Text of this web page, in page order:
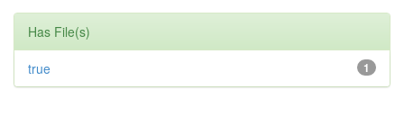
Has File(s)
1
true